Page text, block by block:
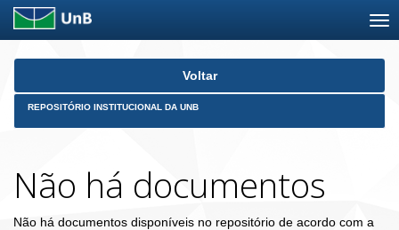
Skip
Voltar
REPOSITÓRIO INSTITUCIONAL DA UNB
Não há documentos
Não há documentos disponíveis no repositório de acordo com a